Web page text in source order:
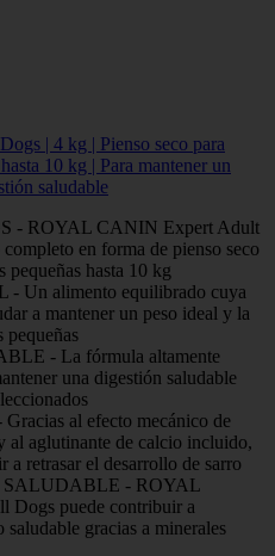
| 4 kg | Pienso seco para
10 kg | Para mantener un
saludable
- ROYAL CANIN Expert Adult
en forma de pienso seco
pequeñas hasta 10 kg
Un alimento equilibrado cuya
a mantener un peso ideal y la
pequeñas
- La fórmula altamente
una digestión saludable
al efecto mecánico de
al aglutinante de calcio incluido,
a retrasar el desarrollo de sarro
- ROYAL
Dogs puede contribuir a
gracias a minerales